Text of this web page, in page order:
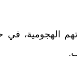
الهجومية، في